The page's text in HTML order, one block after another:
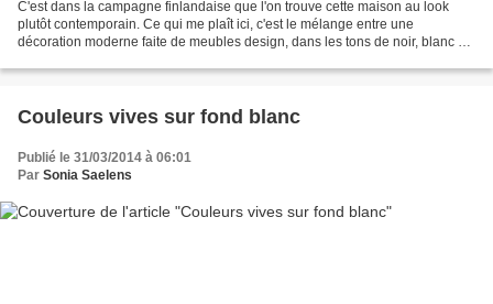
C'est dans la campagne finlandaise que l'on trouve cette maison au look
plutôt contemporain. Ce qui me plaît ici, c'est le mélange entre une
décoration moderne faite de meubles design, dans les tons de noir, blanc et
Couleurs vives sur fond blanc
Publié le 31/03/2014 à 06:01
Par Sonia Saelens